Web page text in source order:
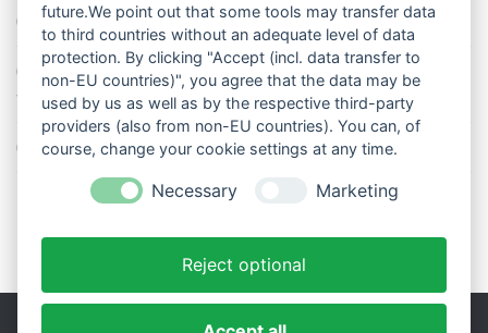
So stellt man einen Regenmesser korrekt auf
11 Dinge über den Luftdruck, die Sie garantiert noch nicht alle
wussten
Blitzstatistik Europa: Wo gewittert es am meisten?
future.We point out that some tools may transfer data
to third countries without an adequate level of data
protection. By clicking "Accept (incl. data transfer to
non-EU countries)", you agree that the data may be
used by us as well as by the respective third-party
providers (also from non-EU countries). You can, of
course, change your cookie settings at any time.
Necessary Marketing
Reject optional